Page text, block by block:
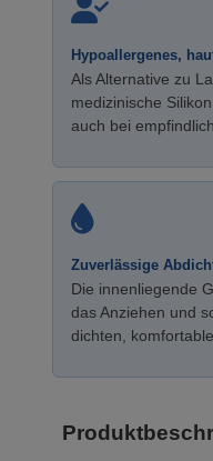
Hypoallergenes,
Als Alternative zu
medizinische
auch bei
Zuverlässige
Die innenliegende
das Anziehen und
dichten,